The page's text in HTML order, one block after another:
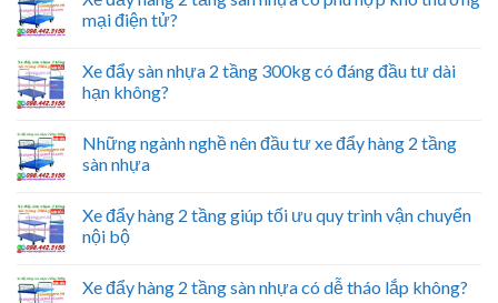
mại điện tử?
Xe đẩy sàn nhựa 2 tầng 300kg có đáng đầu tư dài
hạn không?
Những ngành nghề nên đầu tư xe đẩy hàng 2 tầng
sàn nhựa
Xe đẩy hàng 2 tầng giúp tối ưu quy trình vận chuyển
nội bộ
Xe đẩy hàng 2 tầng sàn nhựa có dễ tháo lắp không?